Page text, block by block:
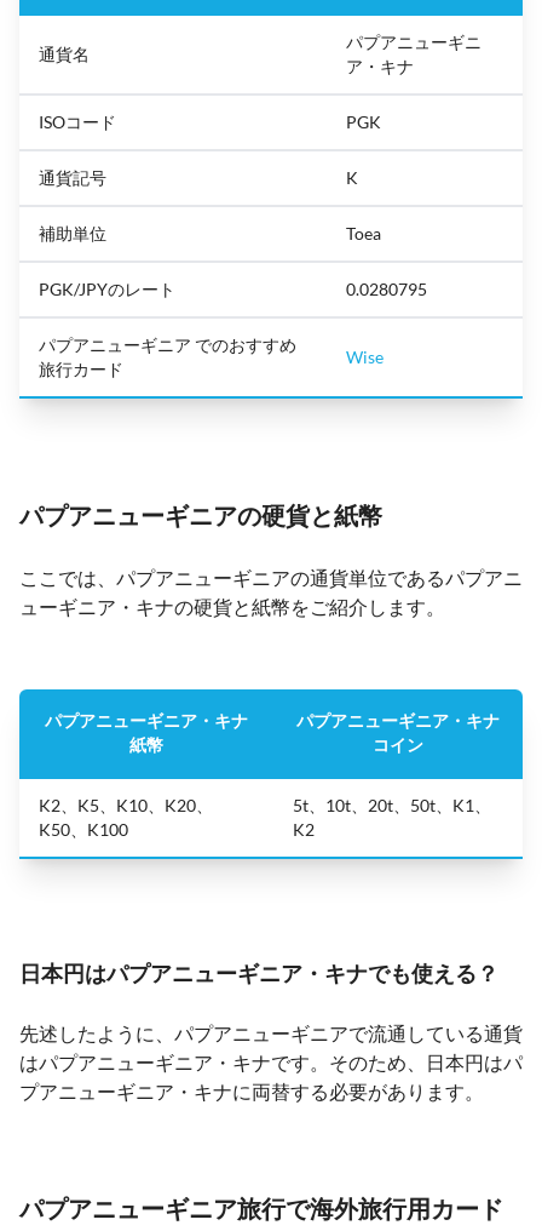
通貨名
パプアニューギニ
ア・キナ
ISOコード PGK
通貨記号 K
補助単位 Toea
PGK/JPYのレート 0.0280795
パプアニューギニア でのおすすめ
旅行カード
Wise
パプアニューギニアの硬貨と紙幣
ここでは、パプアニューギニアの通貨単位であるパプアニ
ューギニア・キナの硬貨と紙幣をご紹介します。
パプアニューギニア・キナ
紙幣
パプアニューギニア・キナ
コイン
K2、K5、K10、K20、
K50、K100
5t、10t、20t、50t、K1、
K2
日本円はパプアニューギニア・キナでも使える？
先述したように、パプアニューギニアで流通している通貨
はパプアニューギニア・キナです。そのため、日本円はパ
プアニューギニア・キナに両替する必要があります。
パプアニューギニア旅行で海外旅行用カード